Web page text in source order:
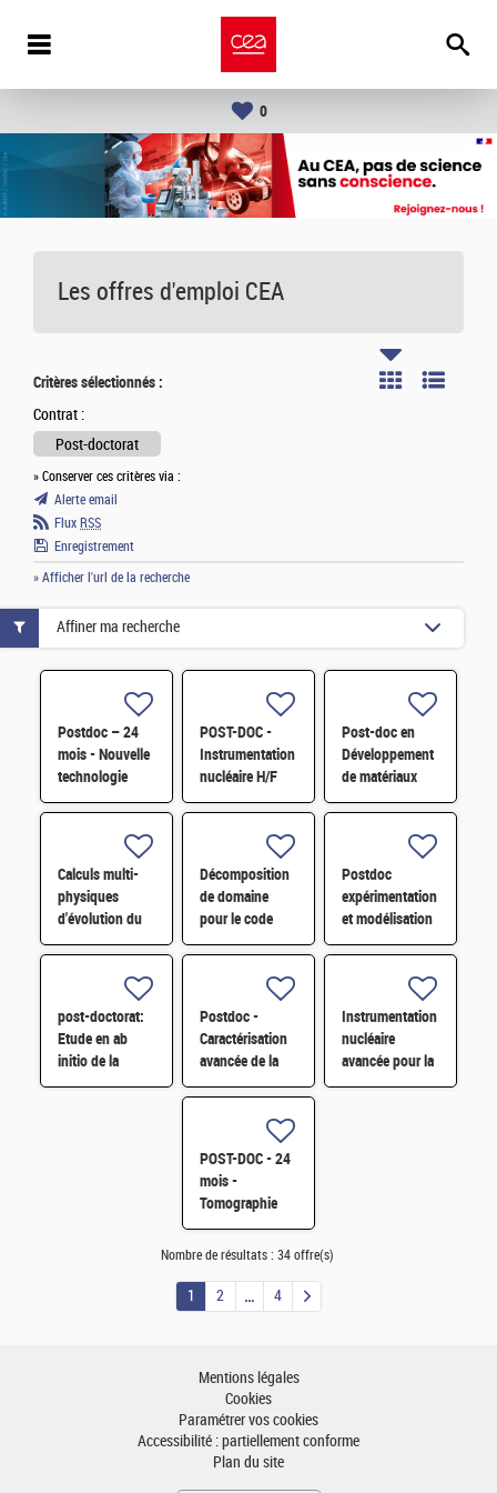
0
Les offres d'emploi CEA
Critères sélectionnés :
Contrat :
Post-doctorat
» Conserver ces critères via :
Alerte email
Flux RSS
Enregistrement
» Afficher l'url de la recherche
Postdoc – 24
mois - Nouvelle
technologie
d'imagerie
infrarouge H/F
POST-DOC -
Instrumentation
nucléaire H/F
Post-doc en
Développement
de matériaux
dérivés de
fonctionnalisé
par des
composés redox
H/F
Calculs multi-
physiques
d'évolution du
combustible à
réacteur par
simulation
Monte-Carlo
Décomposition
de domaine
pour le code
Monte-Carlo de
TRIPOLI-5 H/F
Postdoc
expérimentation
et modélisation
multiphysique
post-doctorat:
Etude en ab
initio de la
thermodiffusion
Postdoc -
Caractérisation
avancée de la
stabilité des
photovoltaïques
tandem H/F
Instrumentation
nucléaire
avancée pour la
mesure
POST-DOC - 24
mois -
Tomographie
rayon X -
neutrons de
H/F
Affiner ma recherche
Nombre de résultats : 34 offre(s)
1 2 4
Mentions légales
Cookies
Paramétrer vos cookies
Accessibilité : partiellement conforme
Plan du site